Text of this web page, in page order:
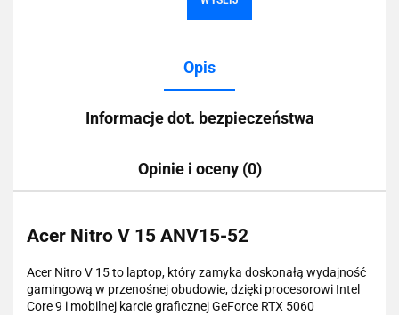
Opis
Informacje dot. bezpieczeństwa
Opinie i oceny (0)
Acer Nitro V 15 ANV15-52
Acer Nitro V 15 to laptop, który zamyka doskonałą wydajność
gamingową w przenośnej obudowie, dzięki procesorowi Intel
Core 9 i mobilnej karcie graficznej GeForce RTX 5060